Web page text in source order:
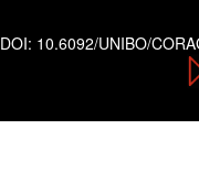
DOI: 10.6092/UNIBO/